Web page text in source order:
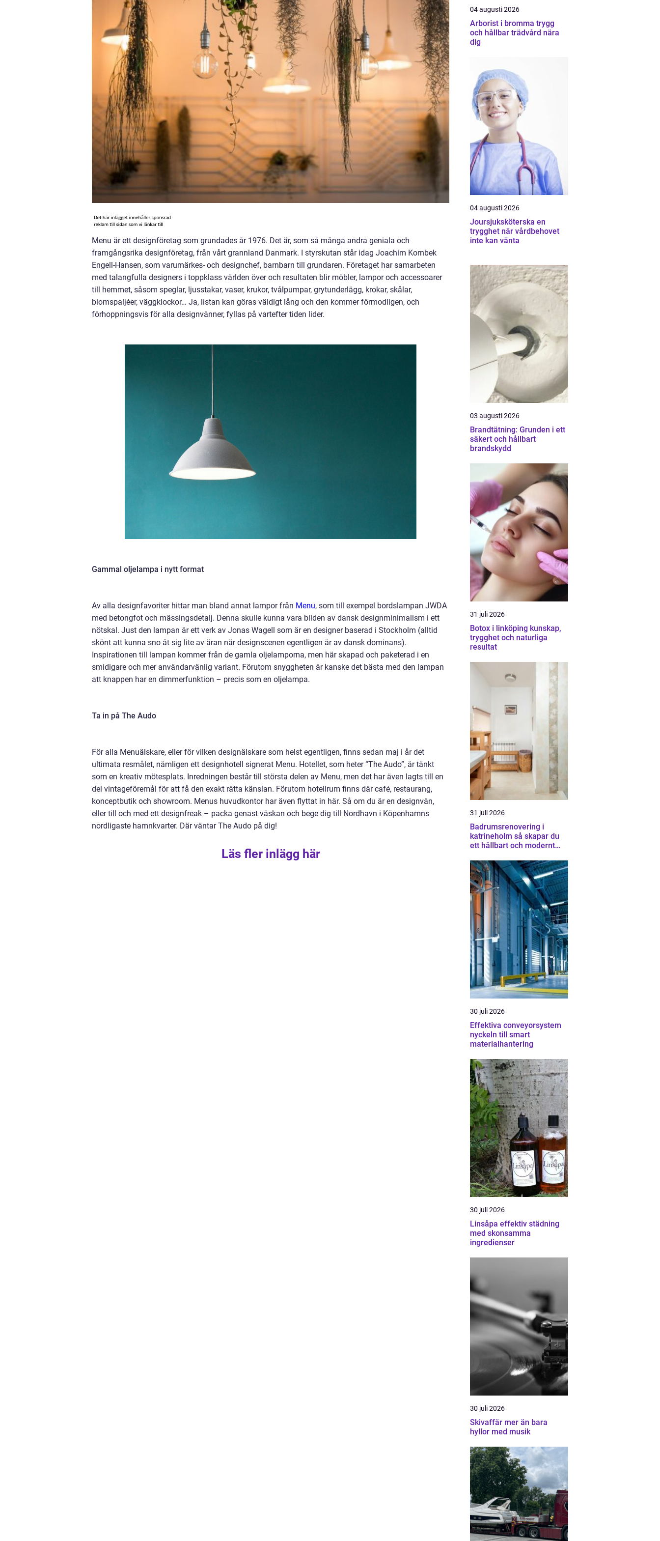
Menu är ett designföretag som grundades år 1976. Det är, som så många andra geniala och
framgångsrika designföretag, från vårt grannland Danmark. I styrskutan står idag Joachim Kornbek
Engell-Hansen, som varumärkes- och designchef, barnbarn till grundaren. Företaget har samarbeten
med talangfulla designers i toppklass världen över och resultaten blir möbler, lampor och accessoarer
till hemmet, såsom speglar, ljusstakar, vaser, krukor, tvålpumpar, grytunderlägg, krokar, skålar,
blomspaljéer, väggklockor… Ja, listan kan göras väldigt lång och den kommer förmodligen, och
förhoppningsvis för alla designvänner, fyllas på vartefter tiden lider.
Gammal oljelampa i nytt format
Av alla designfavoriter hittar man bland annat lampor från Menu, som till exempel bordslampan JWDA
med betongfot och mässingsdetalj. Denna skulle kunna vara bilden av dansk designminimalism i ett
nötskal. Just den lampan är ett verk av Jonas Wagell som är en designer baserad i Stockholm (alltid
skönt att kunna sno åt sig lite av äran när designscenen egentligen är av dansk dominans).
Inspirationen till lampan kommer från de gamla oljelamporna, men här skapad och paketerad i en
smidigare och mer användarvänlig variant. Förutom snyggheten är kanske det bästa med den lampan
att knappen har en dimmerfunktion – precis som en oljelampa.
Ta in på The Audo
För alla Menuälskare, eller för vilken designälskare som helst egentligen, finns sedan maj i år det
ultimata resmålet, nämligen ett designhotell signerat Menu. Hotellet, som heter “The Audo”, är tänkt
som en kreativ mötesplats. Inredningen består till största delen av Menu, men det har även lagts till en
del vintageföremål för att få den exakt rätta känslan. Förutom hotellrum finns där café, restaurang,
konceptbutik och showroom. Menus huvudkontor har även flyttat in här. Så om du är en designvän,
eller till och med ett designfreak – packa genast väskan och bege dig till Nordhavn i Köpenhamns
nordligaste hamnkvarter. Där väntar The Audo på dig!
Läs fler inlägg här
04 augusti 2026
Arborist i bromma trygg
och hållbar trädvård nära
dig
04 augusti 2026
Joursjuksköterska en
trygghet när vårdbehovet
inte kan vänta
03 augusti 2026
Brandtätning: Grunden i ett
säkert och hållbart
brandskydd
31 juli 2026
Botox i linköping kunskap,
trygghet och naturliga
resultat
31 juli 2026
Badrumsrenovering i
katrineholm så skapar du
ett hållbart och modernt
30 juli 2026
Effektiva conveyorsystem
nyckeln till smart
materialhantering
30 juli 2026
Linsåpa effektiv städning
med skonsamma
ingredienser
30 juli 2026
Skivaffär mer än bara
hyllor med musik